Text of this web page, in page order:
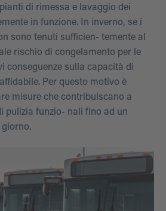
di rimessa e lavaggio dei
in funzione. In inverno, se i
sono tenuti sufficien- temente al
rischio di congelamento per le
conseguenze sulla capacità di
Per questo motivo è
misure che contribuiscano a
pulizia funzio- nali fino ad un